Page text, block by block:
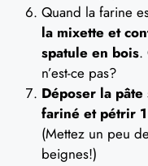
Quand la farine
la mixette et
spatule en bois.
n’est-ce pas?
Déposer la
fariné et pétrir
(Mettez un peu
beignes!)